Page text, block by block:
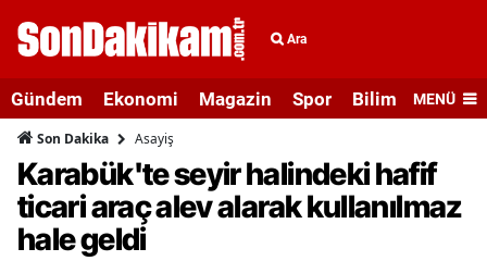
Ara
Gündem Ekonomi Magazin Spor Bilim veMENÜ
Son Dakika Asayiş
Karabük'te seyir halindeki hafif
ticari araç alev alarak kullanılmaz
hale geldi